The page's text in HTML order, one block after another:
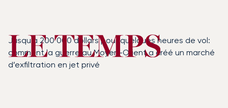
Jusqu’à 200 000 dollars pour quelques heures de vol:
comment la guerre au Moyen-Orient a créé un marché
d’exfiltration en jet privé